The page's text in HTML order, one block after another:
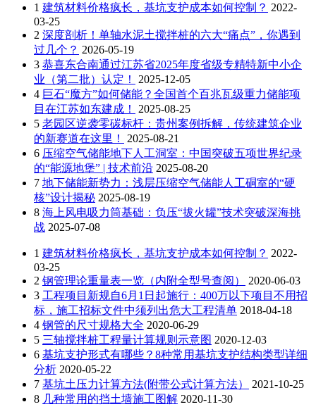
1 建筑材料价格疯长，基坑支护成本如何控制？ 2022-
03-25
2 深度剖析！单轴水泥土搅拌桩的六大“痛点”，你遇到
过几个？ 2026-05-19
3 恭喜东合南通过江苏省2025年度省级专精特新中小企
业（第二批）认定！
2025-12-05
4 巨石“魔方”如何储能？全国首个百兆瓦级重力储能项
目在江苏如东建成！
2025-08-25
5 老园区逆袭零碳标杆：贵州案例拆解，传统建筑企业
的新赛道在这里！
2025-08-21
6 压缩空气储能地下人工洞室：中国突破五项世界纪录
的“能源地堡” | 技术前沿 2025-08-20
7 地下储能新势力：浅层压缩空气储能人工硐室的“硬
核”设计揭秘 2025-08-19
8 海上风电吸力筒基础：负压“拔火罐”技术突破深海挑
战 2025-07-08
1 建筑材料价格疯长，基坑支护成本如何控制？ 2022-
03-25
2 钢管理论重量表一览（内附全型号查阅）
2020-06-03
3 工程项目新规自6月1日起施行：400万以下项目不用招
标，施工招标文件中须列出危大工程清单 2018-04-18
4 钢管的尺寸规格大全 2020-06-29
5 三轴搅拌桩工程量计算规则示意图 2020-12-03
6 基坑支护形式有哪些？8种常用基坑支护结构类型详细
分析 2020-05-22
7 基坑土压力计算方法(附带公式计算方法）
2021-10-25
8 几种常用的挡土墙施工图解 2020-11-30